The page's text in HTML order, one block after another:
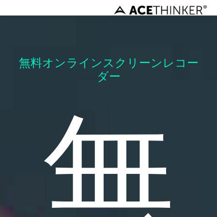
無料オンラインスクリーンレコー
ダー
無